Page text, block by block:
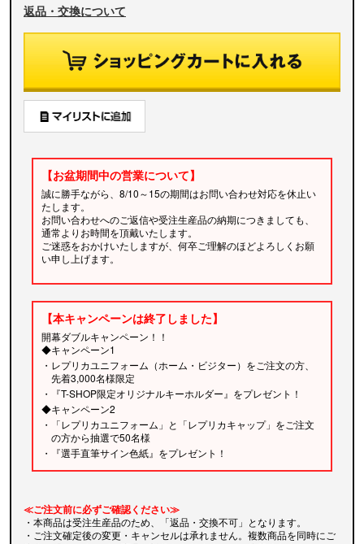
返品・交換について
【お盆期間中の営業について】
誠に勝手ながら、8/10～15の期間はお問い合わせ対応を休止い
たします。
お問い合わせへのご返信や受注生産品の納期につきましても、
通常よりお時間を頂戴いたします。
ご迷惑をおかけいたしますが、何卒ご理解のほどよろしくお願
い申し上げます。
【本キャンペーンは終了しました】
開幕ダブルキャンペーン！！
◆キャンペーン1
・レプリカユニフォーム（ホーム・ビジター）をご注文の方、
先着3,000名様限定
・『T-SHOP限定オリジナルキーホルダー』をプレゼント！
◆キャンペーン2
・「レプリカユニフォーム」と「レプリカキャップ」をご注文
の方から抽選で50名様
・『選手直筆サイン色紙』をプレゼント！
≪ご注文前に必ずご確認ください≫
・本商品は受注生産品のため、「返品・交換不可」となります。
・ご注文確定後の変更・キャンセルは承れません。複数商品を同時にご